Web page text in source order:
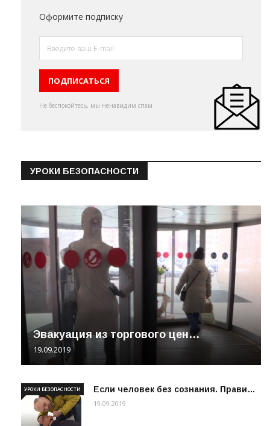
Оформите подписку
Не беспокойтесь, мы ненавидим спам
УРОКИ БЕЗОПАСНОСТИ
Эвакуация из торгового цен…
19.09.2019
Если человек без сознания. Прави…
УРОКИ БЕЗОПАСНОСТИ
19.09.2019